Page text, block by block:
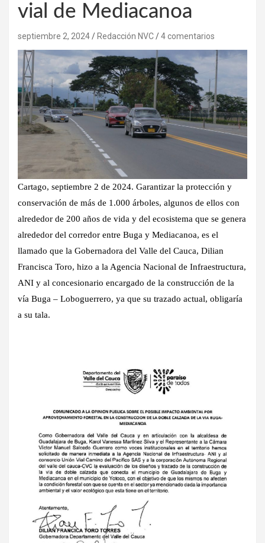
vial de Mediacanoa
septiembre 2, 2024 Redacción NVC 4 comentarios
Cartago, septiembre 2 de 2024. Garantizar la protección y
conservación de más de 1.000 árboles, algunos de ellos con
alrededor de 200 años de vida y del ecosistema que se genera
alrededor del corredor entre Buga y Mediacanoa, es el
llamado que la Gobernadora del Valle del Cauca, Dilian
Francisca Toro, hizo a la Agencia Nacional de Infraestructura,
ANI y al concesionario encargado de la construcción de la
vía Buga – Loboguerrero, ya que su trazado actual, obligaría
a su tala.